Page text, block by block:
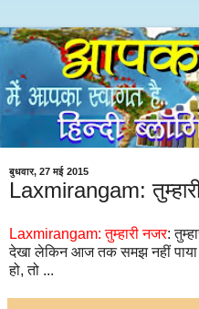
बुधवार, 27 मई 2015
Laxmirangam:
Laxmirangam: तुम्हारी नजर:
देखा लेकिन आज तक समझ नहीं
हो, तो ...